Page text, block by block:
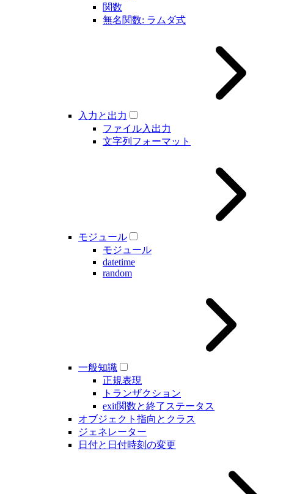
関数
無名関数: ラムダ式
入力と出力
ファイル入出力
文字列フォーマット
モジュール
モジュール
datetime
random
一般知識
正規表現
トランザクション
exit関数と終了ステータス
オブジェクト指向とクラス
ジェネレーター
日付と日付時刻の変更